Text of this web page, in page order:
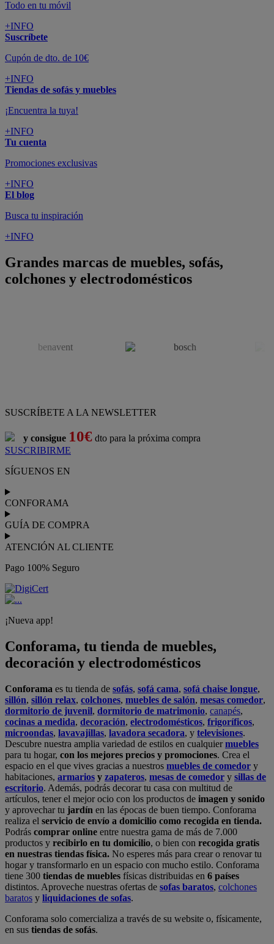
Todo en tu móvil
+INFO
Suscríbete
Cupón de dto. de 10€
+INFO
Tiendas de sofás y muebles
¡Encuentra la tuya!
+INFO
Tu cuenta
Promociones exclusivas
+INFO
El blog
Busca tu inspiración
+INFO
Grandes marcas de muebles, sofás,
colchones y electrodomésticos
SUSCRÍBETE A LA NEWSLETTER
y consigue 10€ dto para la próxima compra
SUSCRIBIRME
SÍGUENOS EN
CONFORAMA
GUÍA DE COMPRA
ATENCIÓN AL CLIENTE
Pago 100% Seguro
¡Nueva app!
Conforama, tu tienda de muebles,
decoración y electrodomésticos
Conforama es tu tienda de sofás, sofá cama, sofá chaise longue,
sillón, sillón relax, colchones, muebles de salón, mesas comedor,
dormitorio de juvenil, dormitorio de matrimonio, canapés,
cocinas a medida, decoración, electrodomésticos, frigoríficos,
microondas, lavavajillas, lavadora secadora, y televisiones.
Descubre nuestra amplia variedad de estilos en cualquiermuebles
para tu hogar, con los mejores precios y promociones. Crea el
espacio en el que vives gracias a nuestros muebles de comedor y
habitaciones, armarios y zapateros, mesas de comedor y sillas de
escritorio. Además, podrás decorar tu casa con multitud de
artículos, tener el mejor ocio con los productos de imagen y sonido
y aprovechar tu jardín en las épocas de buen tiempo. Conforama
realiza el servicio de envío a domicilio como recogida en tienda.
Podrás comprar online entre nuestra gama de más de 7.000
productos y recibirlo en tu domicilio, o bien con recogida gratis
en nuestras tiendas física. No esperes más para crear o renovar tu
hogar y transformarlo en un espacio con mucho estilo. Conforama
tiene 300 tiendas de muebles físicas distribuidas en 6 países
distintos. Aproveche nuestras ofertas de sofas baratos, colchones
baratos y liquidaciones de sofas.
Conforama solo comercializa a través de su website o, físicamente,
en sus tiendas de sofás.